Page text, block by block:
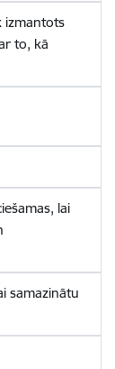
izmantots
to, kā
lai
samazinātu